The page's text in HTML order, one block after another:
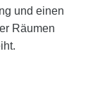
und einen
Räumen